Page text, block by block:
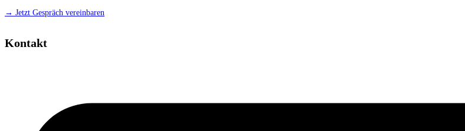
→ Jetzt Gespräch vereinbaren
Kontakt